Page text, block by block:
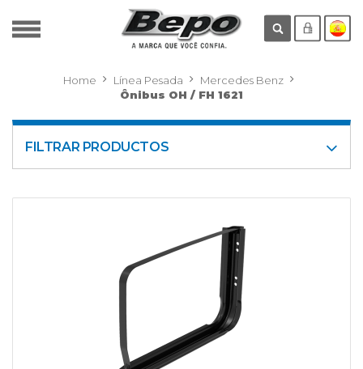
Home Línea Pesada
Mercedes Benz
Ônibus OH / FH 1621
FILTRAR PRODUCTOS